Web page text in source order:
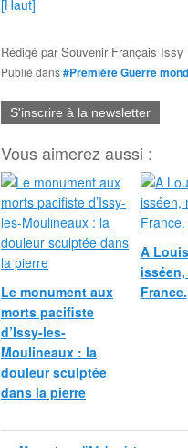
[Haut]
Rédigé parSouvenir Français Issy
Publié dans#Première Guerre
S'inscrire à la newsletter
Vous aimerez aussi :
Le monument aux
morts pacifiste
d’Issy-les-
Moulineaux : la
douleur sculptée
dans la pierre
A
France.